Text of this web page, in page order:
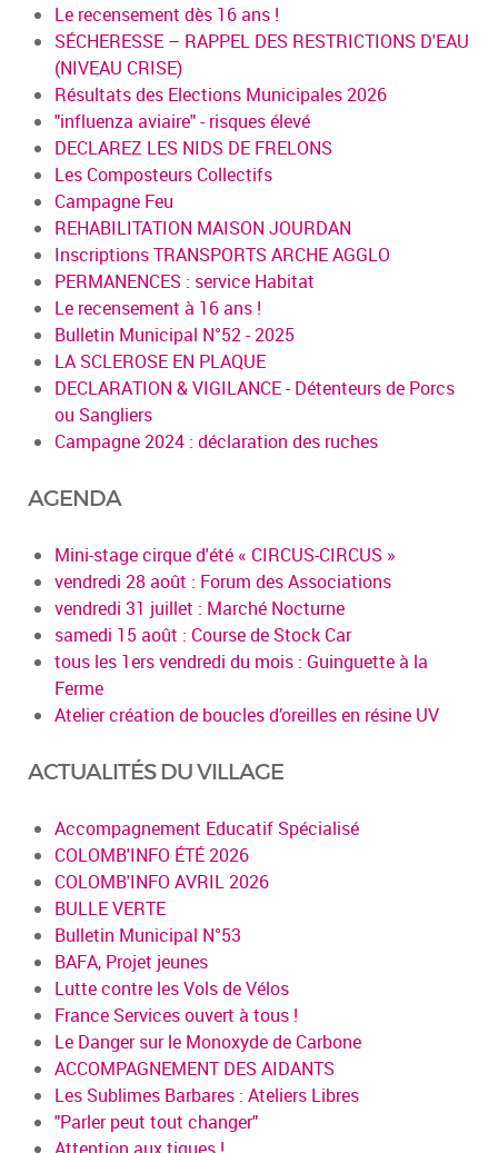
Le recensement dès 16 ans !
SÉCHERESSE – RAPPEL DES RESTRICTIONS D'EAU
(NIVEAU CRISE)
Résultats des Elections Municipales 2026
"influenza aviaire" - risques élevé
DECLAREZ LES NIDS DE FRELONS
Les Composteurs Collectifs
Campagne Feu
REHABILITATION MAISON JOURDAN
Inscriptions TRANSPORTS ARCHE AGGLO
PERMANENCES : service Habitat
Le recensement à 16 ans !
Bulletin Municipal N°52 - 2025
LA SCLEROSE EN PLAQUE
DECLARATION & VIGILANCE - Détenteurs de Porcs
ou Sangliers
Campagne 2024 : déclaration des ruches
AGENDA
Mini-stage cirque d'été « CIRCUS-CIRCUS »
vendredi 28 août : Forum des Associations
vendredi 31 juillet : Marché Nocturne
samedi 15 août : Course de Stock Car
tous les 1ers vendredi du mois : Guinguette à la
Ferme
Atelier création de boucles d’oreilles en résine UV
ACTUALITÉS DU VILLAGE
Accompagnement Educatif Spécialisé
COLOMB'INFO ÉTÉ 2026
COLOMB'INFO AVRIL 2026
BULLE VERTE
Bulletin Municipal N°53
BAFA, Projet jeunes
Lutte contre les Vols de Vélos
France Services ouvert à tous !
Le Danger sur le Monoxyde de Carbone
ACCOMPAGNEMENT DES AIDANTS
Les Sublimes Barbares : Ateliers Libres
"Parler peut tout changer"